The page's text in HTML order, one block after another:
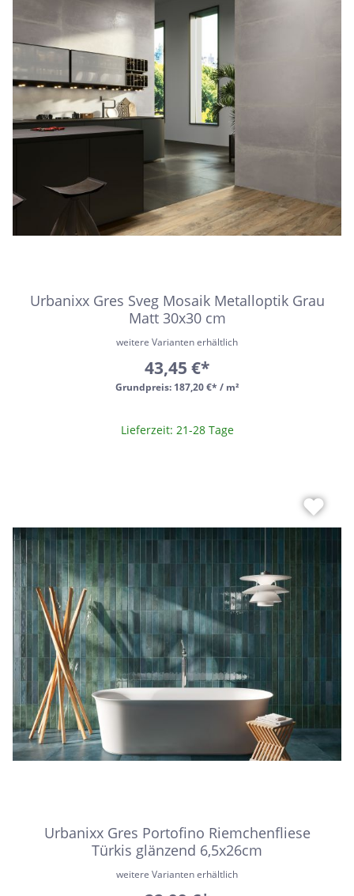
Urbanixx Gres Sveg Mosaik Metalloptik Grau
Matt 30x30 cm
Grundpreis: 187,20 €* / m²
weitere Varianten erhältlich
43,45 €*
Lieferzeit: 21-28 Tage
Urbanixx Gres Portofino Riemchenfliese
Türkis glänzend 6,5x26cm
weitere Varianten erhältlich